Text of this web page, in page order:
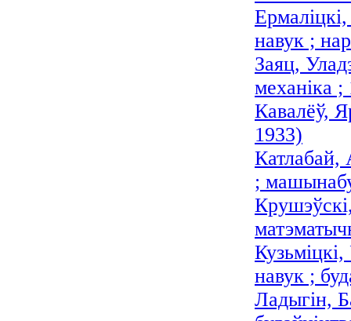
навук ;
Заяц,
механіка
Кавалёў,
1933)
Катлабай,
;
навук ;
Ладыгін,